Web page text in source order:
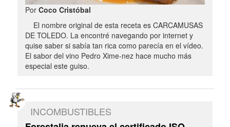
Por Coco Cristóbal
El nombre original de esta receta es CARCAMUSAS
DE TOLEDO. La encontré navegando por internet y
quise saber si sabía tan rica como parecía en el vídeo.
El sabor del vino Pedro Xime-nez hace mucho más
especial este guiso.
INCOMBUSTIBLES